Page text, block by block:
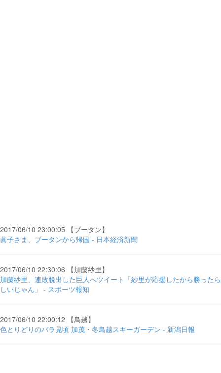
2017/06/10 23:00:05 【ブータン】
眞子さま、ブータンから帰国 - 日本経済新聞
2017/06/10 22:30:06 【加藤紗里】
加藤紗里、連敗脱出した巨人へツイート「紗里が応援したから勝ったら
しいじゃん」 - スポーツ報知
2017/06/10 22:00:12 【鳥越】
色とりどりのバラ見頃 加茂・冬鳥越スキーガーデン - 新潟日報